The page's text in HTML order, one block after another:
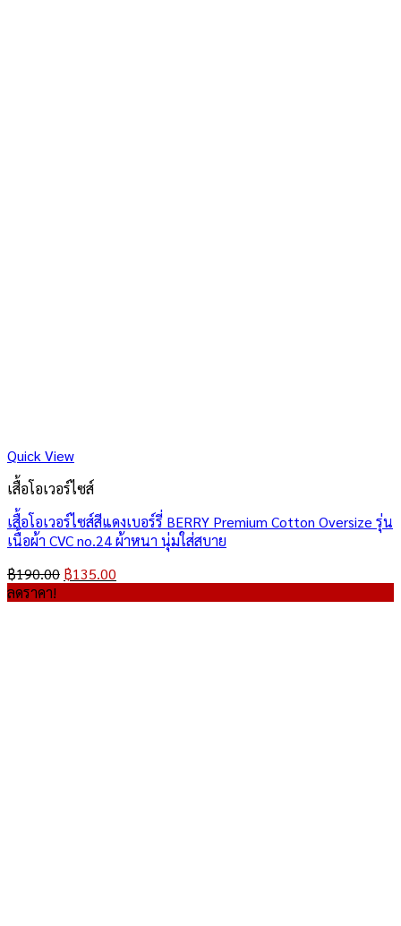
Quick View
เสื้อโอเวอร์ไซส์
เสื้อโอเวอร์ไซส์สีแดงเบอร์รี่ BERRY Premium Cotton Oversize รุ่น
เนื้อผ้า CVC no.24 ผ้าหนา นุ่มใส่สบาย
฿190.00 Original
฿135.00
ลดราคา!